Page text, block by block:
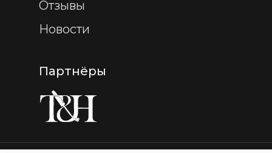
Партнёры
Отзывы
Новости